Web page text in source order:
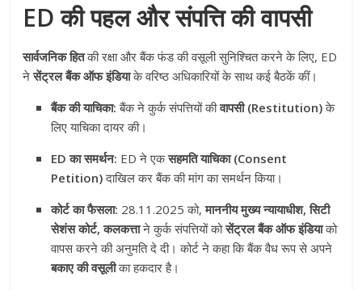
ED की पहल और संपत्ति की वापसी
सार्वजनिक हितकी रक्षा और बैंक फंड की वसूली सुनिश्चित करने के लिए, ED
नेसेंट्रल बैंक ऑफ इंडियाके वरिष्ठ अधिकारियों के साथ कई बैठकें कीं।
बैंक की याचिका: बैंक ने कुर्क संपत्तियों कीवापसी (Restitution)के
लिए याचिका दायर की।
ED का समर्थन: ED ने एकसहमति याचिका (Consent
Petition)दाखिल कर बैंक की मांग का समर्थन किया।
कोर्ट का फैसला: 28.11.2025 को,माननीय मुख्य न्यायाधीश, सिटी
सेशंस कोर्ट, कलकत्ताने कुर्क संपत्तियों कोसेंट्रल बैंक ऑफ इंडियाको
वापस करने की अनुमति दे दी। कोर्ट ने कहा कि बैंक वैध रूप से अपने
बकाए की वसूलीका हकदार है।